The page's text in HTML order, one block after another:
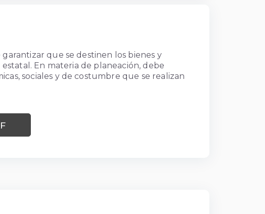
garantizar que se destinen los bienes y
En materia de planeación, debe
sociales y de costumbre que se realizan